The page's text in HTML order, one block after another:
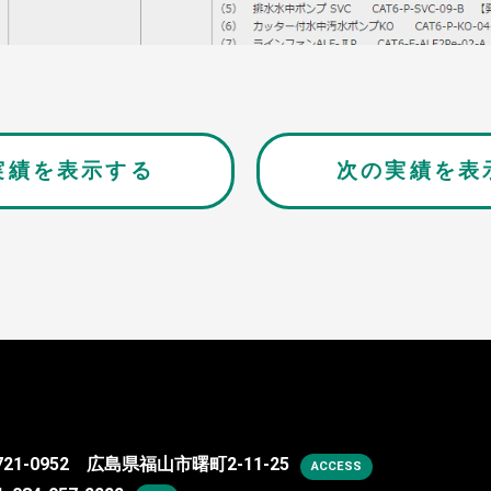
績を表示する 次の実績を表
0952 広島県福山市曙町2-11-25 ACCESS